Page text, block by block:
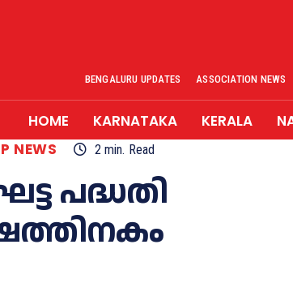
BENGALURU UPDATES ASSOCIATION NEWS
HOME KARNATAKA KERALA
NEWS 2 min. Read
പദ്ധതി